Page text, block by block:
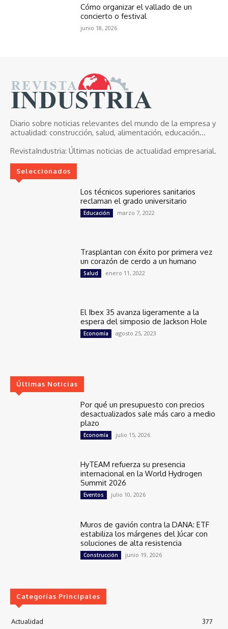
Cómo organizar el vallado de un
concierto o festival
junio 18, 2026
Diario sobre noticias relevantes del mundo de la empresa y
actualidad: construcción, salud, alimentación, educación...
RevistaIndustria: Últimas noticias de actualidad empresarial.
Seleccionados
Los técnicos superiores sanitarios
reclaman el grado universitario
Educación marzo 7, 2022
Trasplantan con éxito por primera vez
un corazón de cerdo a un humano
Salud enero 11, 2022
El Ibex 35 avanza ligeramente a la
espera del simposio de Jackson Hole
Economía agosto 25, 2023
Últimas Noticias
Por qué un presupuesto con precios
desactualizados sale más caro a medio
plazo
Economía julio 15, 2026
HyTEAM refuerza su presencia
internacional en la World Hydrogen
Summit 2026
Eventos julio 10, 2026
Muros de gavión contra la DANA: ETF
estabiliza los márgenes del Júcar con
soluciones de alta resistencia
Construcción junio 19, 2026
Categorías Principales
Actualidad
377